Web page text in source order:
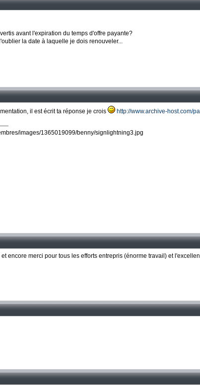
avant l'expiration du temps d'offre payante?
la date à laquelle je dois renouveler...
il est écrit ta réponse je crois http://www.archive-host.com/
encore merci pour tous les efforts entrepris (énorme travail) et